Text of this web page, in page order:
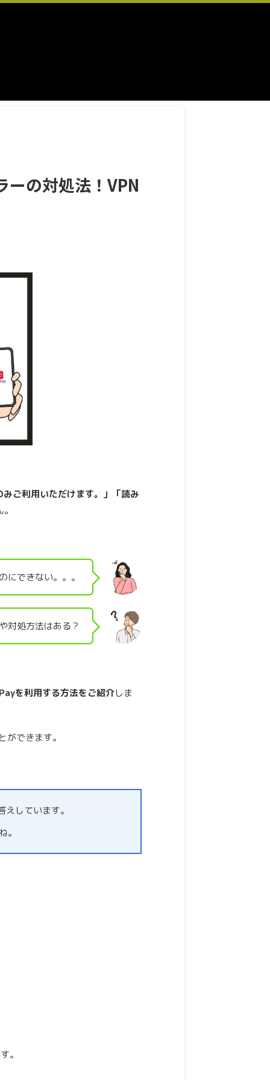
ーの対処法！VPN
ご利用いただけます。」「読み
にできない。。。
対処方法はある？
を利用する方法をご紹介しま
ができます。
しています。
。
。